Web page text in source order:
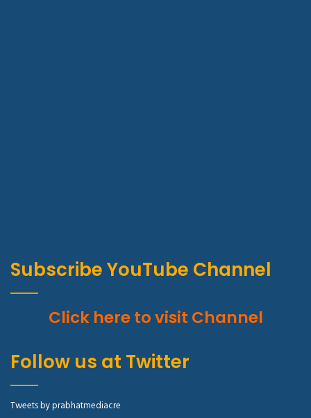
Subscribe YouTube Channel
Click here to visit Channel
Follow us at Twitter
Tweets by prabhatmediacre